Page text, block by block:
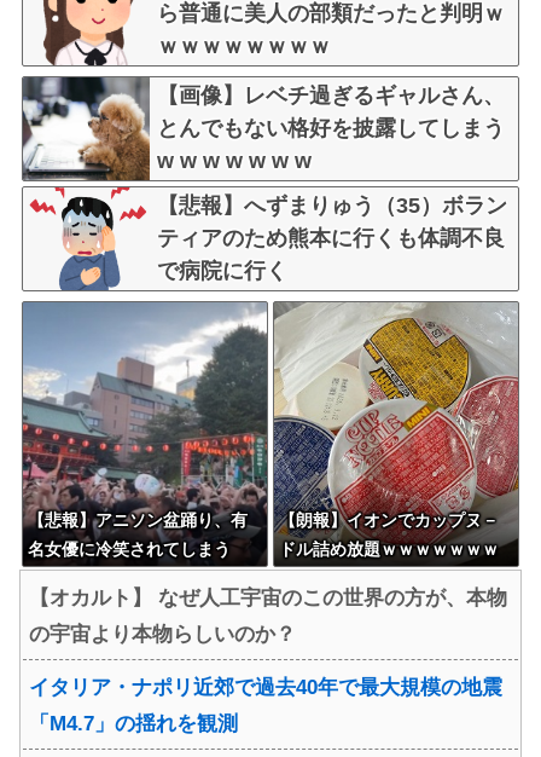
ら普通に美人の部類だったと判明ｗ
ｗｗｗｗｗｗｗｗ
【画像】レベチ過ぎるギャルさん、
とんでもない格好を披露してしまう
w w w w w w w
【悲報】へずまりゅう（35）ボラン
ティアのため熊本に行くも体調不良
で病院に行く
【悲報】アニソン盆踊り、有
名女優に冷笑されてしまう
【朗報】イオンでカップヌ－
ドル詰め放題ｗｗｗｗｗｗｗ
【オカルト】 なぜ人工宇宙のこの世界の方が、本物
の宇宙より本物らしいのか？
イタリア・ナポリ近郊で過去40年で最大規模の地震
「M4.7」の揺れを観測